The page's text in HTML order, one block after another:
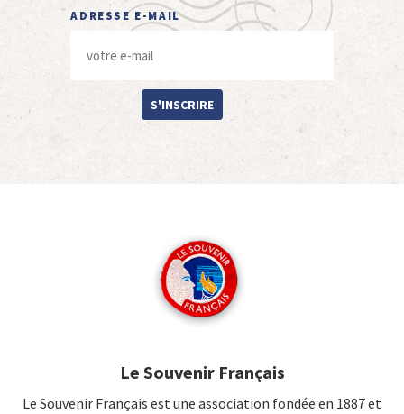
ADRESSE E-MAIL
S'INSCRIRE
Le Souvenir Français
Le Souvenir Français est une association fondée en 1887 et